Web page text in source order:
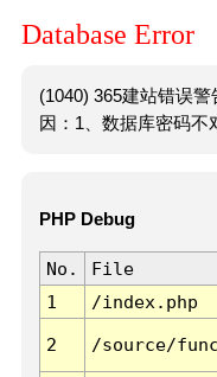
Database Error
(1040) 365建站错误
因：1、数据库密码不
PHP Debug
No. File
1
/index.php
2 /source/